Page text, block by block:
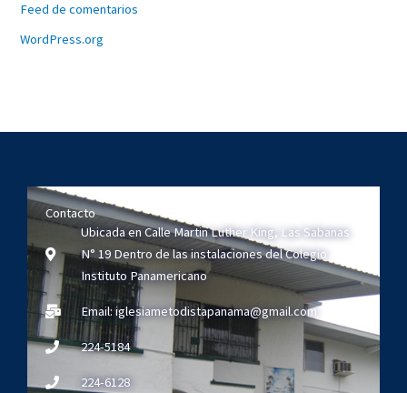
Feed de comentarios
WordPress.org
Contacto
Ubicada en Calle Martin Luther King, Las Sabanas
N° 19 Dentro de las instalaciones del Colegio
Instituto Panamericano
Email: iglesiametodistapanama@gmail.com
224-5184
224-6128